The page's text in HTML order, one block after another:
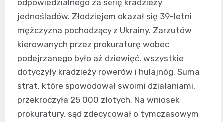
odpowiedzialnego za serię kradzieży
jednośladów. Złodziejem okazał się 39-letni
mężczyzna pochodzący z Ukrainy. Zarzutów
kierowanych przez prokuraturę wobec
podejrzanego było aż dziewięć, wszystkie
dotyczyły kradzieży rowerów i hulajnóg. Suma
strat, które spowodował swoimi działaniami,
przekroczyła 25 000 złotych. Na wniosek
prokuratury, sąd zdecydował o tymczasowym